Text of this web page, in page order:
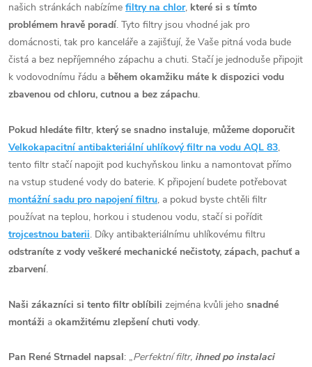
našich stránkách nabízíme filtry na chlor, které si s tímto
problémem hravě poradí. Tyto filtry jsou vhodné jak pro
domácnosti, tak pro kanceláře a zajišťují, že Vaše pitná voda bude
čistá a bez nepříjemného zápachu a chuti. Stačí je jednoduše připojit
k vodovodnímu řádu a během okamžiku máte k dispozici vodu
zbavenou od chloru, cutnou a bez zápachu.
Pokud hledáte filtr, který se snadno instaluje, můžeme doporučit
Velkokapacitní antibakteriální uhlíkový filtr na vodu AQL 83,
tento filtr stačí napojit pod kuchyňskou linku a namontovat přímo
na vstup studené vody do baterie. K připojení budete potřebovat
montážní sadu pro napojení filtru, a pokud byste chtěli filtr
používat na teplou, horkou i studenou vodu, stačí si pořídit
trojcestnou baterii. Díky antibakteriálnímu uhlíkovému filtru
odstraníte z vody veškeré mechanické nečistoty, zápach, pachuť a
zbarvení.
Naši zákazníci si tento filtr oblíbili zejména kvůli jeho snadné
montáži a okamžitému zlepšení chuti vody.
Pan René Strnadel napsal: „Perfektní filtr, ihned po instalaci